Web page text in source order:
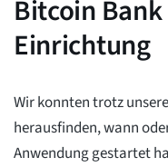
Bitcoin
Einrichtung
Wir konnten trotz
herausfinden, wann
Anwendung gestartet